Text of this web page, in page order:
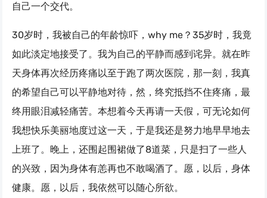
自己一个交代。
30岁时，我被自己的年龄惊吓，why me？35岁时，我竟
如此淡定地接受了。我为自己的平静而感到诧异。就在昨
天身体再次经历疼痛以至于跑了两次医院，那一刻，我真
的希望自己可以平静地对待，然，终究抵挡不住疼痛，最
终用眼泪减轻痛苦。本想着今天再请一天假，可无论如何
我想快乐美丽地度过这一天，于是我还是努力地早早地去
上班了。晚上，还围起围裙做了8道菜，只是扫了一些人
的兴致，因为身体有恙再也不敢喝酒了。愿，以后，身体
健康。愿，以后，我依然可以随心所欲。